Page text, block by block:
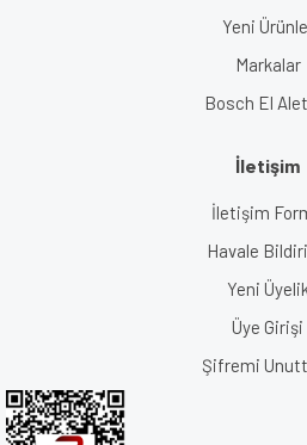
Yeni
Markalar
Bosch El
İletişim
İletişim
Havale
Yeni
Üye Girişi
Şifremi